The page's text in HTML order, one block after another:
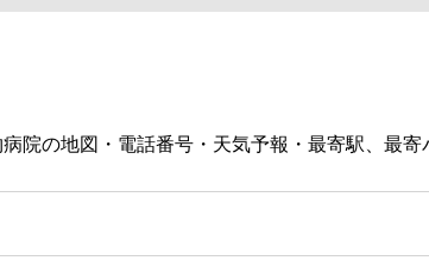
院の地図・電話番号・天気予報・最寄駅、最